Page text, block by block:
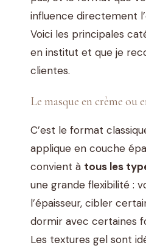
influence directement
Voici les principales
en institut et que je
clientes.
Le masque en crème ou
C’est le format
applique en couche
convient à tous les
une grande flexibilité :
l’épaisseur, cibler
dormir avec certaines
Les textures gel sont